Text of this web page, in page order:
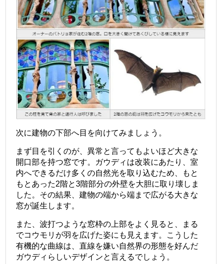
次に建物の下部へ目を向けてみましょう。
まず目を引くのが、異常と言ってもよいほど大きな
開口部を持つ窓です。ガウディは改装にあたり、室
内へできるだけ多くの自然光を取り込むため、もと
もとあった2階と3階部分の外壁を大胆に取り壊しま
した。その結果、建物の端から端まで広がる大きな
窓が誕生します。
また、波打つような窓枠の上部をよく見ると、まる
でコウモリが羽を広げた姿にも見えます。こうした
有機的な曲線は、直線を嫌い自然界の形態を好んだ
ガウディらしいデザインと言えるでしょう。